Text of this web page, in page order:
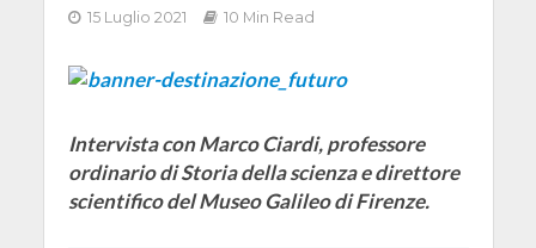
15 Luglio 2021 10 Min Read
Intervista con Marco Ciardi, professore
ordinario di Storia della scienza e direttore
scientifico del Museo Galileo di Firenze.